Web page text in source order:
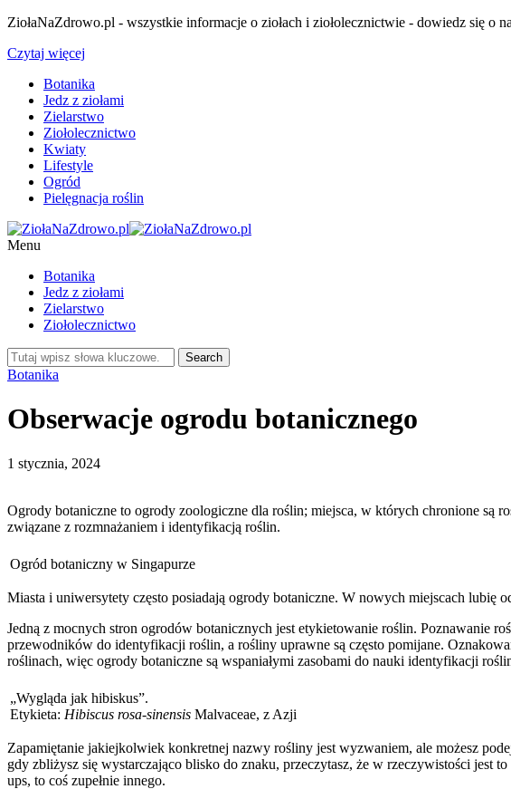
ZiołaNaZdrowo.pl - wszystkie informacje o ziołach i ziołolecznictwie - dowiedz się o
Czytaj więcej
Botanika
Jedz z ziołami
Zielarstwo
Ziołolecznictwo
Kwiaty
Lifestyle
Ogród
Pielęgnacja roślin
Menu
Botanika
Jedz z ziołami
Zielarstwo
Ziołolecznictwo
Botanika
Obserwacje ogrodu botanicznego
1 stycznia, 2024
Ogrody botaniczne to ogrody zoologiczne dla roślin; miejsca, w których chronione są
związane z rozmnażaniem i identyfikacją roślin.
Ogród botaniczny w Singapurze
Miasta i uniwersytety często posiadają ogrody botaniczne. W nowych miejscach lubię
Jedną z mocnych stron ogrodów botanicznych jest etykietowanie roślin. Poznawanie
przewodników do identyfikacji roślin, a rośliny uprawne są często pomijane.
roślinach, więc ogrody botaniczne są wspaniałymi zasobami do nauki identyfikacji
„Wygląda jak hibiskus”.
Etykieta: Hibiscus rosa-sinensis Malvaceae, z Azji
Zapamiętanie jakiejkolwiek konkretnej nazwy rośliny jest wyzwaniem, ale możesz
gdy zbliżysz się wystarczająco blisko do znaku, przeczytasz, że w rzeczywistości jest
ups, to coś zupełnie innego.